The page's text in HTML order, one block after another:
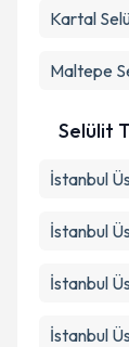
Kartal
Maltepe
Selülit
İstanbul
İstanbul
İstanbul
İstanbul